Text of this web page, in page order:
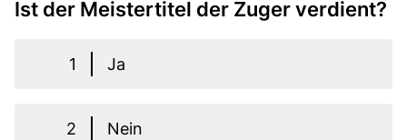
Ist der Meistertitel der Zuger verdient?
1 Ja
2 Nein